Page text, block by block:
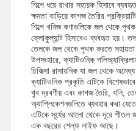
শিল্পে ধরে রাখার সহায়ক হিসাবে
ক্ষমতা বাড়িয়ে কাগজ তৈরির
শিল্পে খনিজ কণাগুলিকে জল থেকে
ফ্লোকুল্যান্ট হিসাবেও ব্যবহৃত হয়।
তেলকে জল থেকে পৃথক করতে
উপসংহারে, ক্যাটিওনিক
চিকিত্সা রাসায়নিক যা জল থেকে
ক্যাটিওনিক প্রকৃতি এটিকে
খুব দ্রবণীয় এবং কাগজ তৈরি, খনি,
অ্যাপ্লিকেশনগুলিতে ব্যবহার করা
এটিকে সূর্যের আলো থেকে দূরে শীতল
এক বছরের শেল্ফ লাইফ আছে।